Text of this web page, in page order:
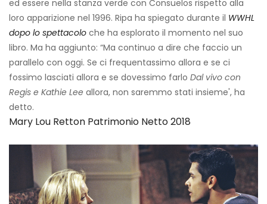
ed essere nella stanza verde con Consuelos rispetto alla
loro apparizione nel 1996. Ripa ha spiegato durante il WWHL
dopo lo spettacolo che ha esplorato il momento nel suo
libro. Ma ha aggiunto: “Ma continuo a dire che faccio un
parallelo con oggi. Se ci frequentassimo allora e se ci
fossimo lasciati allora e se dovessimo farlo Dal vivo con
Regis e Kathie Lee allora, non saremmo stati insieme', ha
detto.
Mary Lou Retton Patrimonio Netto 2018